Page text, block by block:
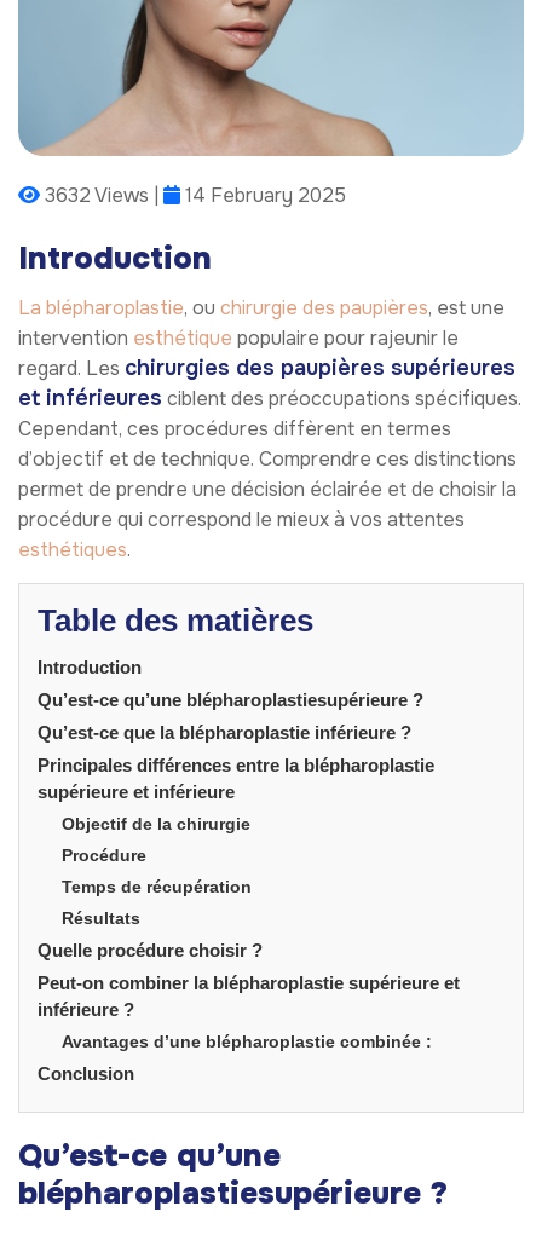
3632 Views | 14 February 2025
Introduction
La blépharoplastie, ou chirurgie des paupières, est une
intervention esthétique populaire pour rajeunir le
regard. Les chirurgies des paupières supérieures
et inférieures ciblent des préoccupations spécifiques.
Cependant, ces procédures diffèrent en termes
d’objectif et de technique. Comprendre ces distinctions
permet de prendre une décision éclairée et de choisir la
procédure qui correspond le mieux à vos attentes
esthétiques.
Table des matières
Introduction
Qu’est-ce qu’une blépharoplastiesupérieure ?
Qu’est-ce que la blépharoplastie inférieure ?
Principales différences entre la blépharoplastie
supérieure et inférieure
Objectif de la chirurgie
Procédure
Temps de récupération
Résultats
Quelle procédure choisir ?
Peut-on combiner la blépharoplastie supérieure et
inférieure ?
Avantages d’une blépharoplastie combinée :
Conclusion
Qu’est-ce qu’une
blépharoplastiesupérieure ?